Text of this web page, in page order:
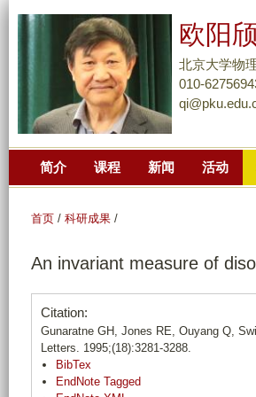
欧阳
北京大学物
010-
简介 课程 新闻 活动
首页 / 科研成果 /
An invariant measure of
Citation:
Gunaratne GH, Jones RE, Ouyang Q,
Letters. 1995;(18):3281-3288.
BibTex
EndNote Tagged